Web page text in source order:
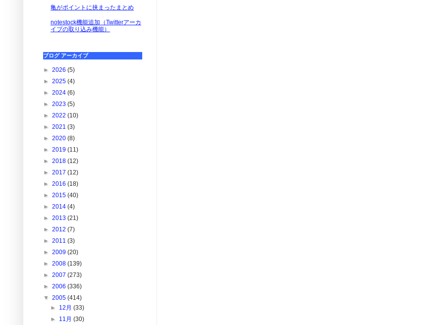
亀がポイントに挟まったまとめ
notestock機能追加（Twitterアーカ
イブの取り込み機能）
ブログ アーカイブ
► 2026 (5)
► 2025 (4)
► 2024 (6)
► 2023 (5)
► 2022 (10)
► 2021 (3)
► 2020 (8)
► 2019 (11)
► 2018 (12)
► 2017 (12)
► 2016 (18)
► 2015 (40)
► 2014 (4)
► 2013 (21)
► 2012 (7)
► 2011 (3)
► 2009 (20)
► 2008 (139)
► 2007 (273)
► 2006 (336)
▼ 2005 (414)
► 12月(33)
► 11月(30)